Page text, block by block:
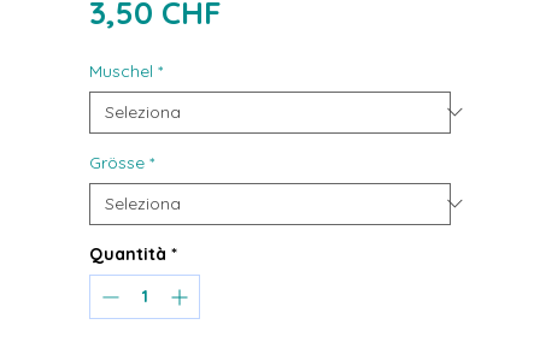
3,50 CHF
Muschel *
Grösse *
Quantità *